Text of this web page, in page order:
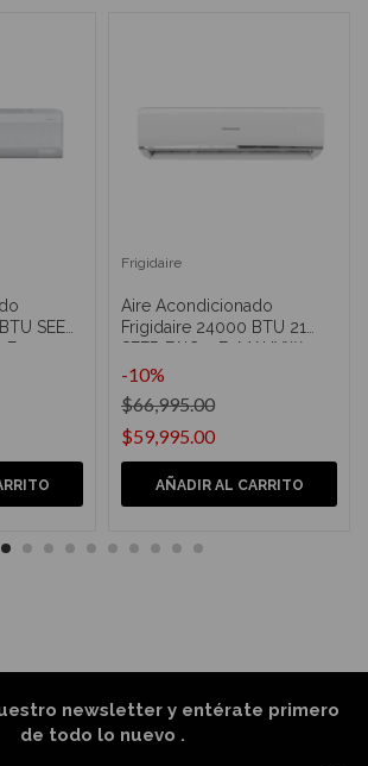
SEER
Frigidaire
Aire Acondicionado
Frigidaire 24000 BTU 21
SEER FAIC24F2MAHXW
$59,995.00
$66,995.00
-10%
AÑADIR AL CARRITO
newsletter y entérate primero
de todo lo nuevo .